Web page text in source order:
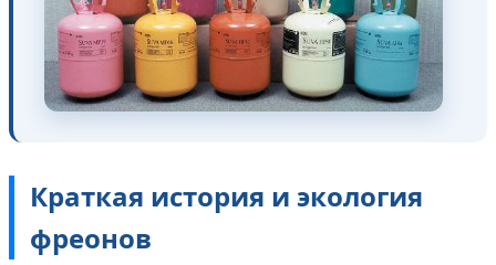
Краткая история и экология
фреонов